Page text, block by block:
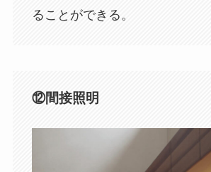
ることができる。
⑫間接照明